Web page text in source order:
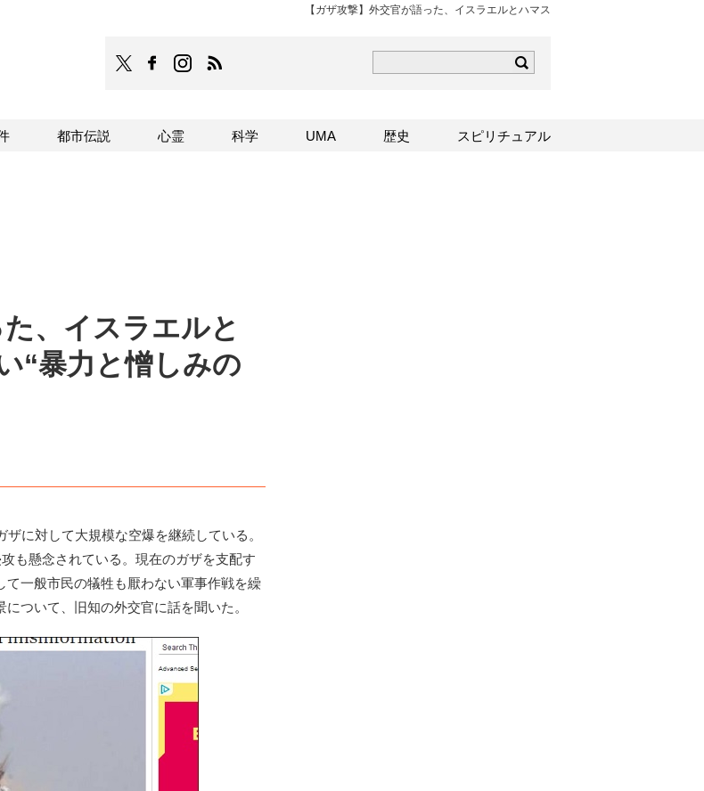
【ガザ攻撃】外交官が語った、イスラエルとハマス
TOCANAのFacebookはこちら
TOCANAのinstagramはこちら
、イスラエルと
“暴力と憎しみの
に対して大規模な空爆を継続している。
も懸念されている。現在のガザを支配す
一般市民の犠牲も厭わない軍事作戦を繰
ついて、旧知の外交官に話を聞いた。
都市伝説 心霊 科学 UMA 歴史 スピリチュアル